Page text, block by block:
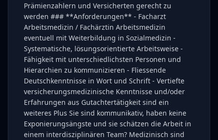
Prämienzahlern und Versicherten gerecht zu
werden ### **Anforderungen** - Facharzt
Arbeitsmedizin / Fachärztin Arbeitsmedizin
eventuell mit Weiterbildung in Sozialmedizin -
Systematische, lösungsorientierte Arbeitsweise -
Fähigkeit mit unterschiedlichsten Personen und
Hierarchien zu kommunizieren - Fliessende
Deutschkenntnisse in Wort und Schrift - Vertiefte
versicherungsmedizinische Kenntnisse und/oder
Erfahrungen aus Gutachtertätigkeit sind ein
weiteres Plus Sie sind kommunikativ, haben keine
Exponierungsängste und sie schätzen die Arbeit in
einem interdisziplinären Team? Medizinisch sind